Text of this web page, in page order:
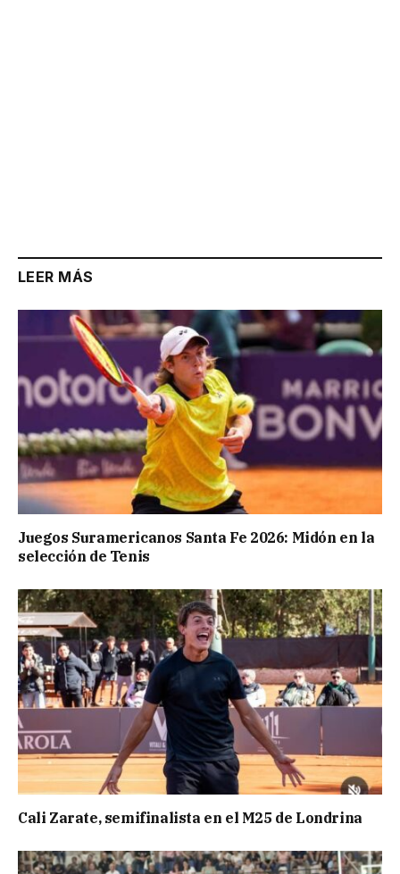
LEER MÁS
Juegos Suramericanos Santa Fe 2026: Midón en la
selección de Tenis
Cali Zarate, semifinalista en el M25 de Londrina